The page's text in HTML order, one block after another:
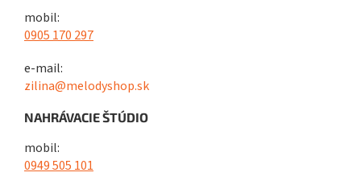
mobil:
0905 170 297
e-mail:
zilina@melodyshop.sk
NAHRÁVACIE ŠTÚDIO
mobil:
0949 505 101